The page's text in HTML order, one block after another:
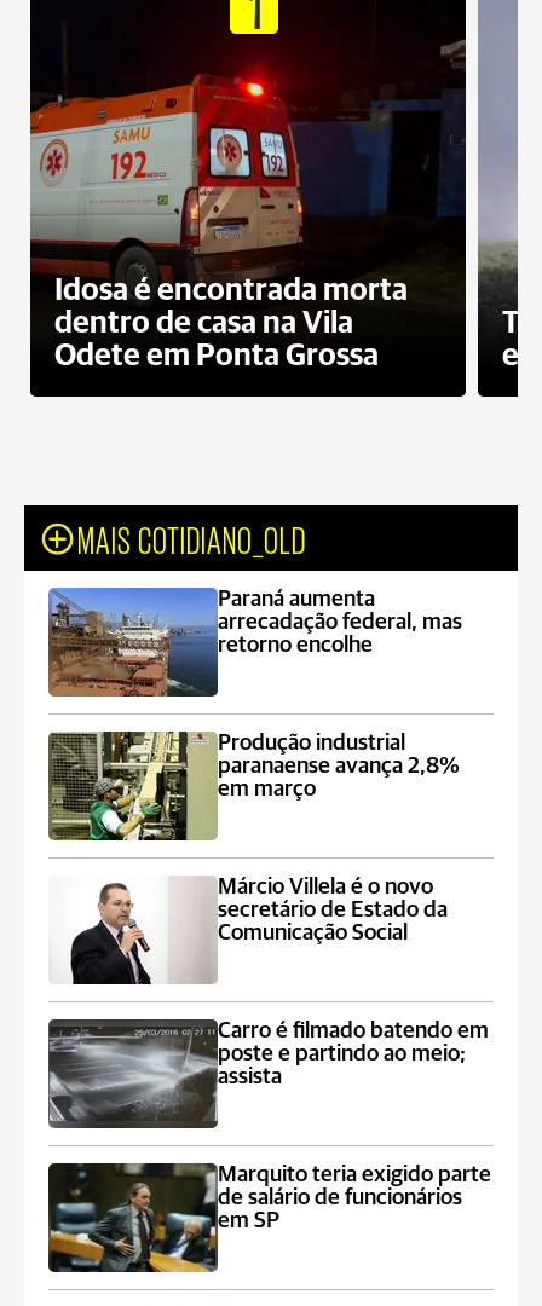
Idosa é encontrada morta
dentro de casa na Vila
Odete em Ponta Grossa
e
MAIS COTIDIANO_OLD
Paraná aumenta
arrecadação federal, mas
retorno encolhe
Produção industrial
paranaense avança 2,8%
em março
Márcio Villela é o novo
secretário de Estado da
Comunicação Social
Carro é filmado batendo em
poste e partindo ao meio;
assista
Marquito teria exigido parte
de salário de funcionários
em SP